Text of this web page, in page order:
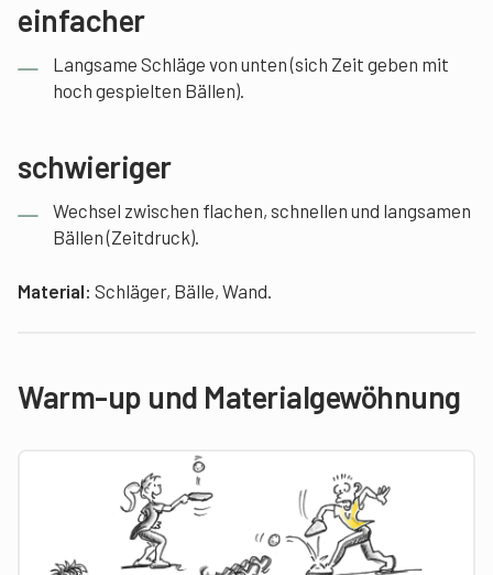
einfacher
Langsame Schläge von unten (sich Zeit geben mit
hoch gespielten Bällen).
schwieriger
Wechsel zwischen flachen, schnellen und langsamen
Bällen (Zeitdruck).
Material: Schläger, Bälle, Wand.
Warm-up und Materialgewöhnung